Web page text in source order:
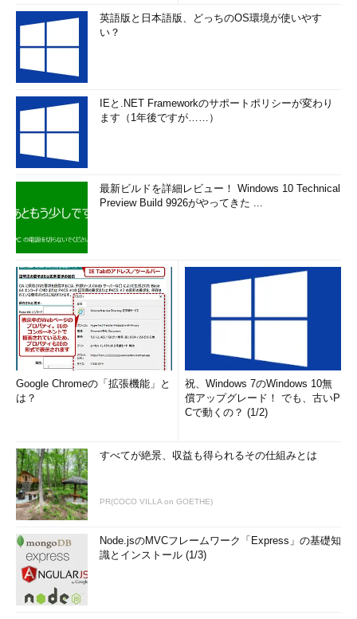
英語版と日本語版、どっちのOS環境が使いやす
い？
IEと.NET Frameworkのサポートポリシーが変わり
ます（1年後ですが……）
最新ビルドを詳細レビュー！ Windows 10 Technical
Preview Build 9926がやってきた ...
Google Chromeの「拡張機能」と
は？
祝、Windows 7のWindows 10無
償アップグレード！ でも、古いP
Cで動くの？ (1/2)
すべてが絶景、収益も得られるその仕組みとは
PR(COCO VILLA on GOETHE)
Node.jsのMVCフレームワーク「Express」の基礎知
識とインストール (1/3)